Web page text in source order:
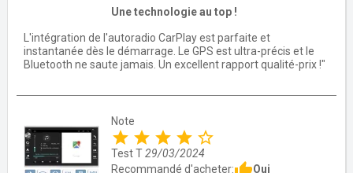
Une technologie au top !
L'intégration de l'autoradio CarPlay est parfaite et
instantanée dès le démarrage. Le GPS est ultra-précis et le
Bluetooth ne saute jamais. Un excellent rapport qualité-prix !"
Note
star star star star star_border
Test T29/03/2024
Recommandé d'acheter:
Oui